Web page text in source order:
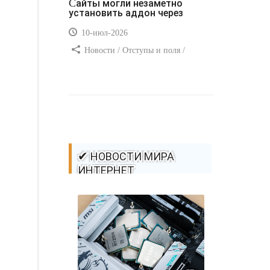
Сайты могли незаметно
установить аддон через
10-июл-2026
Новости / Отступы и поля /
✔ НОВОСТИ МИРА
ИНТЕРНЕТ